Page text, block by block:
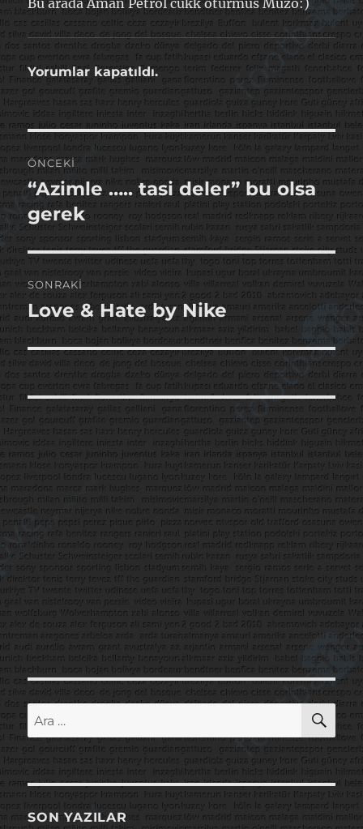
Bu arada Aman Petrol cukk oturmus Muzo:)
Yorumlar kapatıldı.
Yazı
gezinmesi
ÖNCEKI
Önceki
yazı:
“Azimle ….. tasi deler” bu olsa
gerek
SONRAKI
Sonraki
yazı:
Love & Hate by Nike
Ara:
SON YAZILAR